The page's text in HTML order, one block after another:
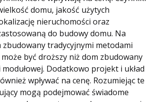
domu, jakość użytych
nieruchomości oraz
do budowy domu. Na
zbudowany tradycyjnymi metodami
być droższy niż dom zbudowany
Dodatkowo projekt i układ
wpływać na cenę. Rozumiejąc te
mogą podejmować świadome